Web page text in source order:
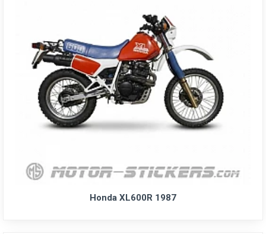
Honda XL600R 1987